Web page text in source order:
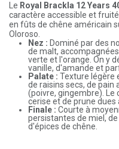
Le Royal Brackla 12 Years
caractère accessible et
en fûts de chêne américain
Oloroso
Nez : Dominé par des
de malt,
verte et l'orange. On y
vanille, d'amande et
Palate : Texture légère
de raisins secs, de pain
(poivre, gingembre). Le
cerise et de prune dues
Finale : Courte à
persistantes de miel,
d'épices de chêne.